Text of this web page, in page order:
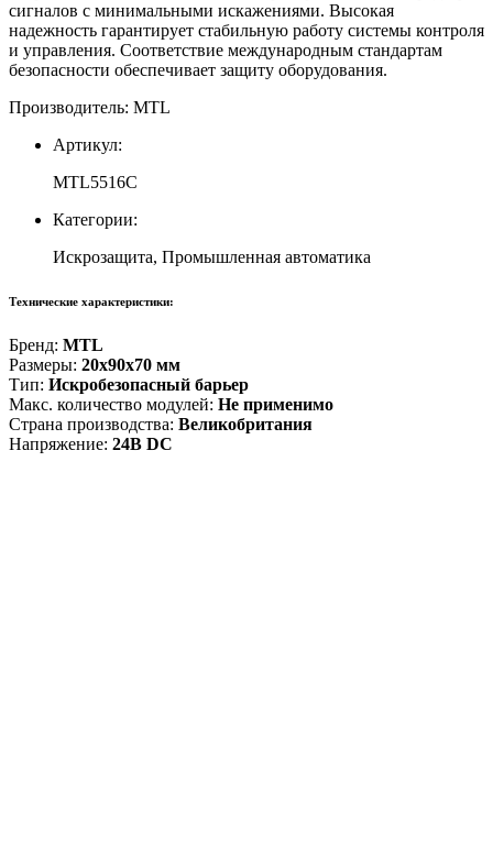
сигналов с минимальными искажениями. Высокая
надежность гарантирует стабильную работу системы контроля
и управления. Соответствие международным стандартам
безопасности обеспечивает защиту оборудования.
Производитель: MTL
Артикул:
MTL5516C
Категории:
Искрозащита, Промышленная автоматика
Технические характеристики:
Бренд: MTL
Размеры: 20x90x70 мм
Тип: Искробезопасный барьер
Макс. количество модулей: Не применимо
Страна производства: Великобритания
Напряжение: 24В DC